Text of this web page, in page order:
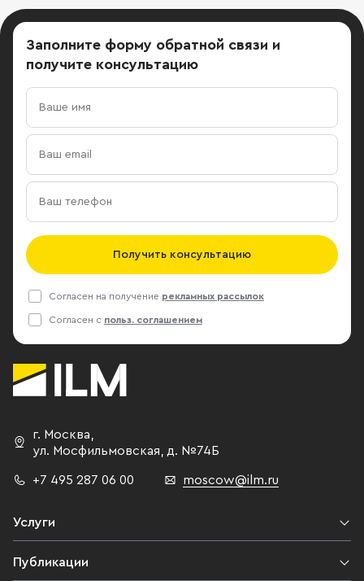
Заполните форму обратной связи и
получите консультацию
Получить консультацию
Согласен на получение рекламных рассылок
Согласен с польз. соглашением
г. Москва,
ул. Мосфильмовская, д. №74Б
+7 495 287 06 00 moscow@ilm.ru
Услуги
Публикации